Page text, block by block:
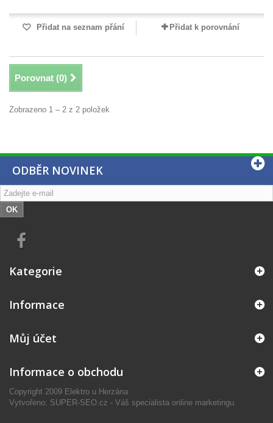
Přidat na seznam přání Přidat k porovnání
Porovnat (0)
Zobrazeno 1 – 2 z 2 položek
ODBĚR NOVINEK
OK
Kategorie
Informace
Můj účet
Informace o obchodu
Copyright 2009 Elektro u Herzána
Vytvořeno: SUPER-SEO.cz - Váš specialista online marketingu.